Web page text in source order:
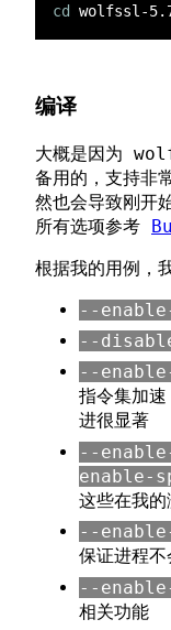
cd
wolfssl-
编译
大概是因为
备用的，支持非
然也会导致刚
所有选项参考
根据我的用例，
--
--
--
指令集加
进很显著
--
enable-
这些在我
--
保证进程
--
相关功能